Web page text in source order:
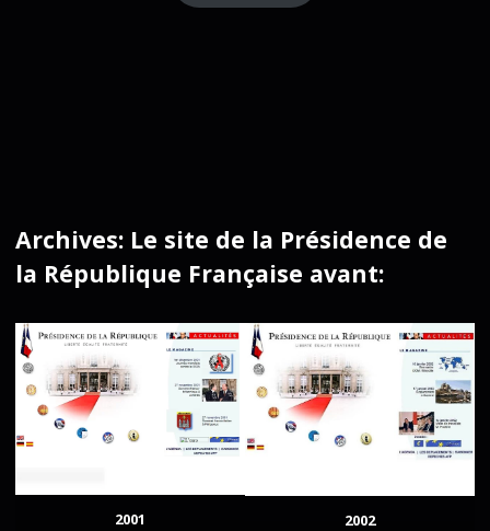
Archives: Le site de la Présidence de
la République Française avant:
2001 2002